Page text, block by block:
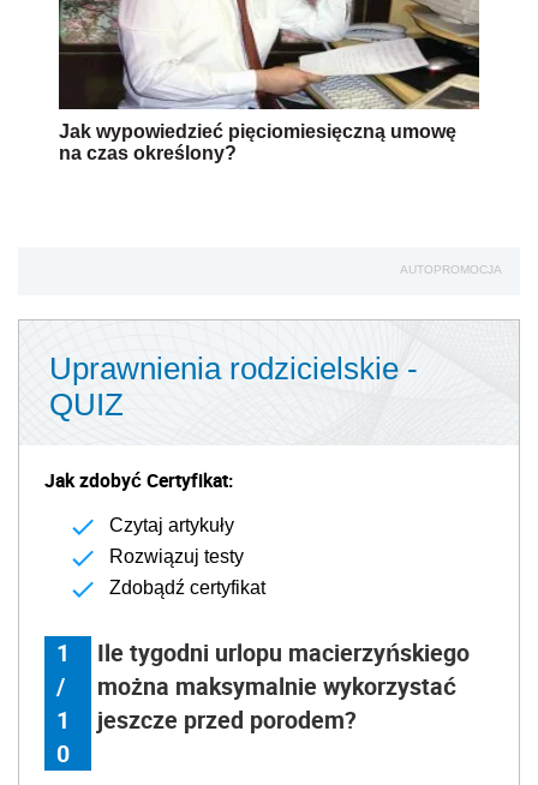
Jak wypowiedzieć pięciomiesięczną umowę
na czas określony?
AUTOPROMOCJA
Uprawnienia rodzicielskie -
QUIZ
Jak zdobyć Certyfikat:
Czytaj artykuły
Rozwiązuj testy
Zdobądź certyfikat
1
/
1
0
Ile tygodni urlopu macierzyńskiego
można maksymalnie wykorzystać
jeszcze przed porodem?